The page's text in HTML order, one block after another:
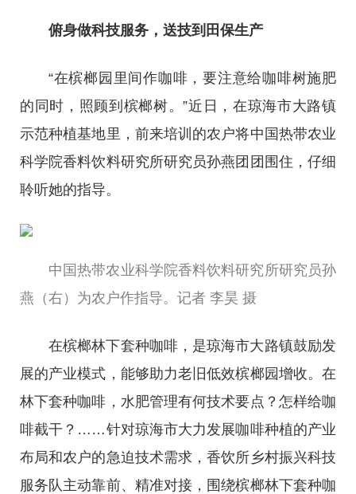
俯身做科技服务，送技到田保生产
“在槟榔园里间作咖啡，要注意给咖啡树施肥
的同时，照顾到槟榔树。”近日，在琼海市大路镇
示范种植基地里，前来培训的农户将中国热带农业
科学院香料饮料研究所研究员孙燕团团围住，仔细
聆听她的指导。
中国热带农业科学院香料饮料研究所研究员孙
燕（右）为农户作指导。记者 李昊 摄
在槟榔林下套种咖啡，是琼海市大路镇鼓励发
展的产业模式，能够助力老旧低效槟榔园增收。在
林下套种咖啡，水肥管理有何技术要点？怎样给咖
啡截干？……针对琼海市大力发展咖啡种植的产业
布局和农户的急迫技术需求，香饮所乡村振兴科技
服务队主动靠前、精准对接，围绕槟榔林下套种咖